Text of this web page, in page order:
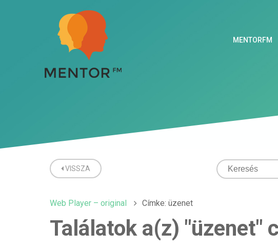
MENTORFM
VISSZA
Web Player – original Címke: üzenet
Találatok a(z) "üzenet"